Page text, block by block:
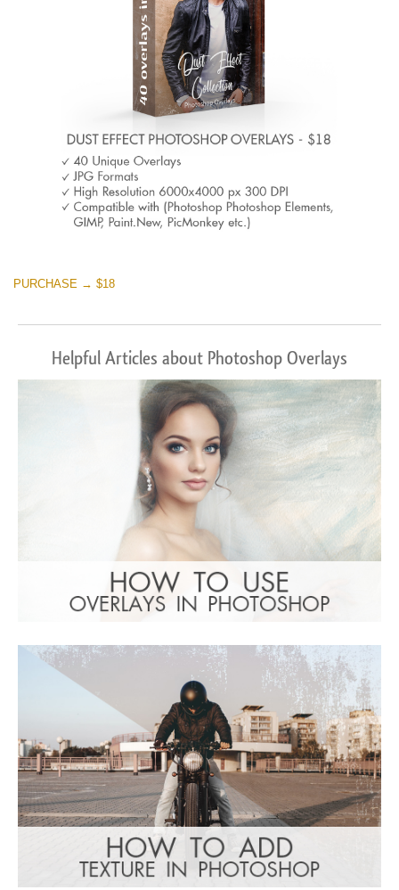
PURCHASE → $18
Helpful Articles about Photoshop Overlays